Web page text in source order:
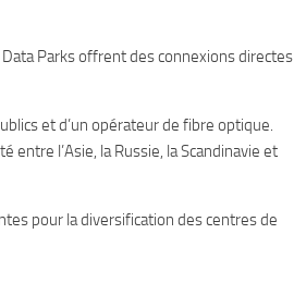
Parks offrent des connexions directes
et d’un opérateur de fibre optique.
l’Asie, la Russie, la Scandinavie et
pour la diversification des centres de